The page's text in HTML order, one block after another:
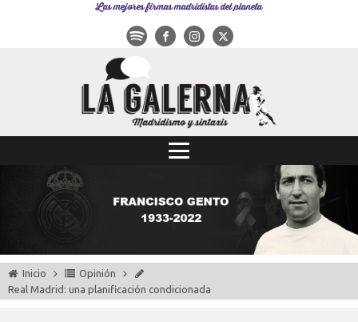
Las mejores firmas madridistas del planeta
Inicio
Opinión
Real Madrid: una planificación condicionada